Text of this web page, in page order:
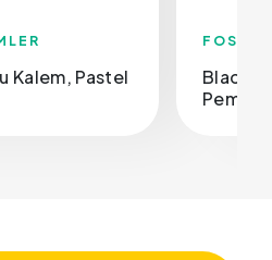
Kalem, Pastel
Pembe